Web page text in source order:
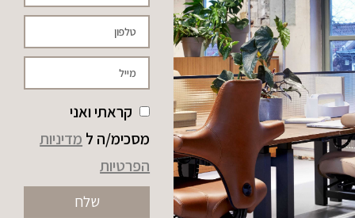
קראתי ואני
מסכימ/ה ל מדיניות
הפרטיות
שלח